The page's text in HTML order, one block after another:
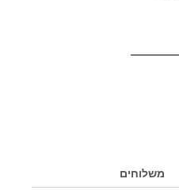
משלוחים